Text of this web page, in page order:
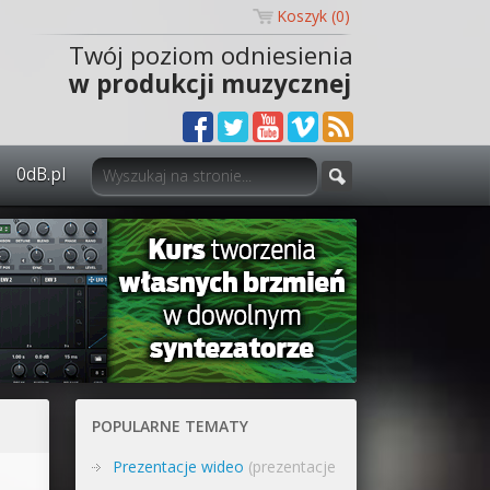
Koszyk (0)
Twój poziom odniesienia
w produkcji muzycznej
0dB.pl
0dB.pl - informacje
Newsletter
Materiały dla mediów
Archiwum aktualności
POPULARNE TEMATY
Prezentacje wideo (prezentacje